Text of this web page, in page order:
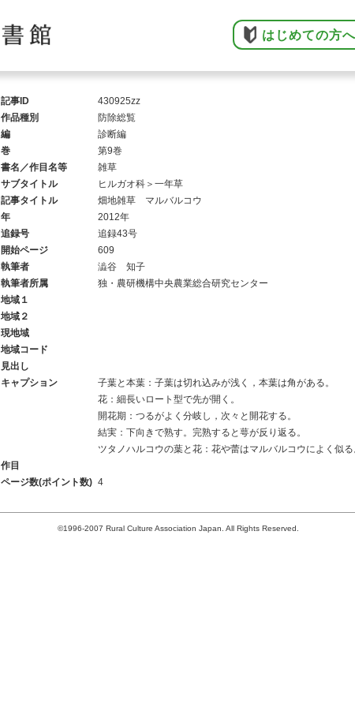
はじめての方へ
記事ID
430925zz
作品種別
防除総覧
編
診断編
巻
第9巻
書名／作目名等
雑草
サブタイトル
ヒルガオ科＞一年草
記事タイトル
畑地雑草 マルバルコウ
年
2012年
追録号
追録43号
開始ページ
609
執筆者
澁谷 知子
執筆者所属
独・農研機構中央農業総合研究センター
地域１
地域２
現地域
地域コード
見出し
キャプション
子葉と本葉：子葉は切れ込みが浅く，本葉は角がある。
花：細長いロート型で先が開く。
開花期：つるがよく分岐し，次々と開花する。
結実：下向きで熟す。完熟すると萼が反り返る。
ツタノハルコウの葉と花：花や蕾はマルバルコウによく似る
作目
ページ数(ポイント数) 4
©1996-2007 Rural Culture Association Japan. All Rights Reserved.